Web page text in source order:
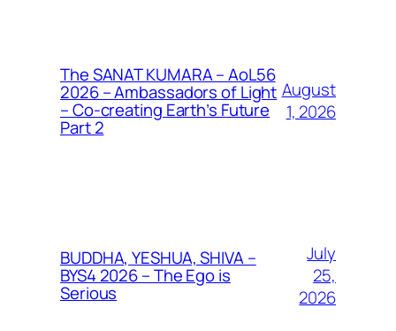
The SANAT KUMARA – AoL56
2026 – Ambassadors of Light
– Co-creating Earth’s Future
Part 2
August
1, 2026
BUDDHA, YESHUA, SHIVA –
BYS4 2026 – The Ego is
Serious
July
25,
2026